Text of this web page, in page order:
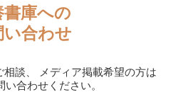
書庫への
い合わせ
談、
メディア掲載希望の方は
い合わせください。